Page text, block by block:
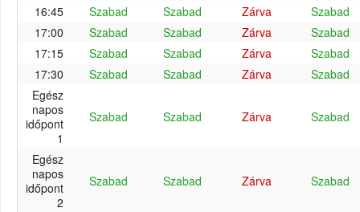
16:45
Szabad Szabad Zárva
Szabad
17:00
Szabad Szabad Zárva
Szabad
17:15
Szabad Szabad Zárva
Szabad
17:30
Szabad Szabad Zárva
Szabad
Egész
napos
időpont
1
Szabad Szabad Zárva Szabad
Egész
napos
időpont
2
Szabad Szabad Zárva Szabad